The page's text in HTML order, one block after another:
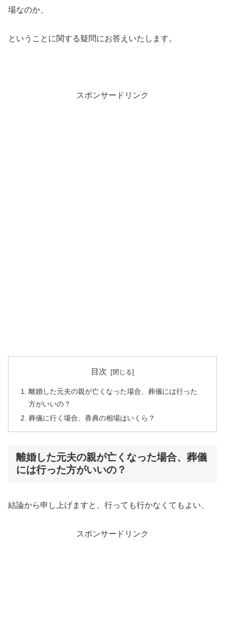
場なのか、
ということに関する疑問にお答えいたします。
スポンサードリンク
目次
離婚した元夫の親が亡くなった場合、葬儀には行った
方がいいの？
葬儀に行く場合、香典の相場はいくら？
離婚した元夫の親が亡くなった場合、葬儀
には行った方がいいの？
結論から申し上げますと、行っても行かなくてもよい、
スポンサードリンク